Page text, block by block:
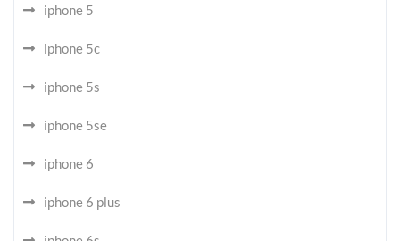
iphone 5
iphone 5c
iphone 5s
iphone 5se
iphone 6
iphone 6 plus